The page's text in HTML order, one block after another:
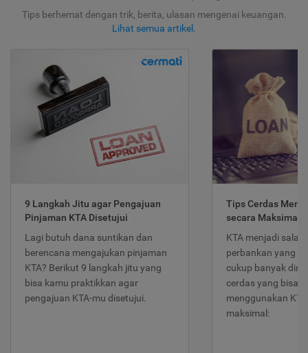
Tips berhemat dengan trik, berita, ulasan mengenai keuangan.
Lihat semua artikel .
9 Langkah Jitu agar Pengajuan
Pinjaman KTA Disetujui
Lagi butuh dana suntikan dan
berencana mengajukan pinjaman
KTA? Berikut 9 langkah jitu yang
bisa kamu praktikkan agar
pengajuan KTA-mu disetujui.
Tips Cerdas
secara Maksimal
KTA menjadi
perbankan yang
cukup banyak
cerdas yang bisa
menggunakan
maksimal: